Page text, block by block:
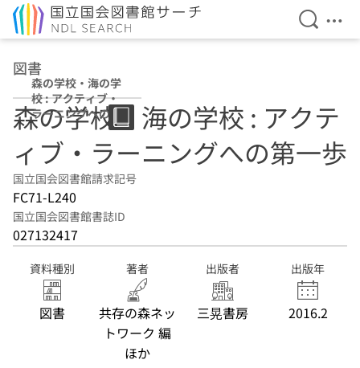
検索を
メ
図書
森の学校・海の学
校 : アクティブ・
ラーニングへの第
一歩
森の学校・海の学校 : アクテ
ィブ・ラーニングへの第一歩
国立国会図書館請求記号
FC71-L240
国立国会図書館書誌ID
027132417
資料種別
図書
著者
共存の森ネッ
トワーク 編
ほか
出版者
三晃書房
出版年
2016.2